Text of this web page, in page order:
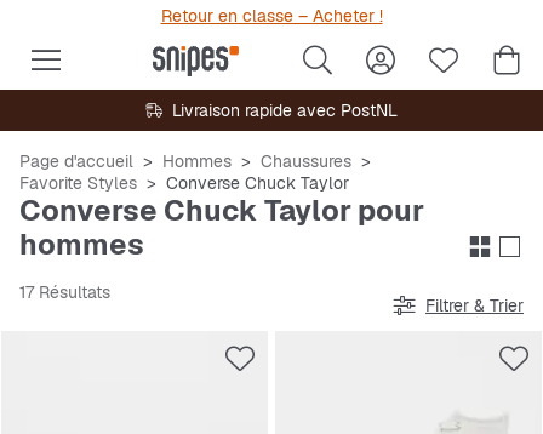
Retour en classe – Acheter !
Livraison rapide avec PostNL
Page d'accueil Hommes
Chaussures
Favorite Styles
Converse Chuck Taylor
Converse Chuck Taylor pour
hommes
17 Résultats
Filtrer & Trier